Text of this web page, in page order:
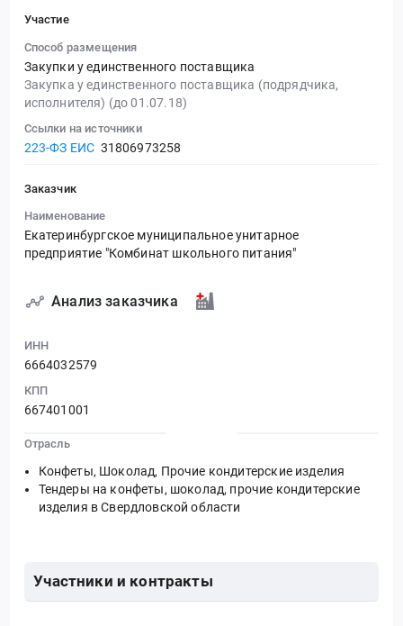
Участие
Способ размещения
Закупки у единственного поставщика
Закупка у единственного поставщика (подрядчика,
исполнителя) (до 01.07.18)
Ссылки на источники
223-ФЗ ЕИС 31806973258
Заказчик
Наименование
Екатеринбургское муниципальное унитарное
предприятие "Комбинат школьного питания"
Анализ заказчика
ИНН
6664032579
КПП
667401001
Отрасль
Конфеты, Шоколад, Прочие кондитерские изделия
Тендеры на конфеты, шоколад, прочие кондитерские
изделия в Свердловской области
Участники и контракты